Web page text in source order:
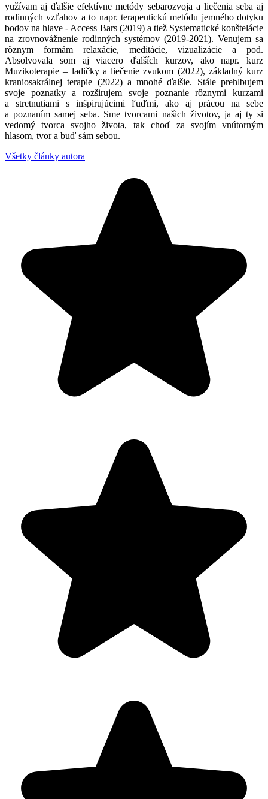
yužívam aj ďalšie efektívne metódy sebarozvoja a liečenia seba aj
rodinných vzťahov a to napr. terapeutickú metódu jemného dotyku
bodov na hlave - Access Bars (2019) a tiež Systematické konštelácie
na zrovnovážnenie rodinných systémov (2019-2021). Venujem sa
rôznym formám relaxácie, meditácie, vizualizácie a pod.
Absolvovala som aj viacero ďalších kurzov, ako napr. kurz
Muzikoterapie – ladičky a liečenie zvukom (2022), základný kurz
kraniosakrálnej terapie (2022) a mnohé ďalšie. Stále prehlbujem
svoje poznatky a rozširujem svoje poznanie rôznymi kurzami
a stretnutiami s inšpirujúcimi ľuďmi, ako aj prácou na sebe
a poznaním samej seba. Sme tvorcami našich životov, ja aj ty si
vedomý tvorca svojho života, tak choď za svojím vnútorným
hlasom, tvor a buď sám sebou.
Všetky články autora